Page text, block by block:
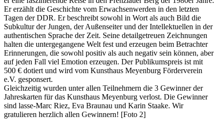
Er erzählt die Geschichte vom Erwachsenwerden in den letzten
Tagen der DDR. Er beschreibt sowohl in Wort als auch Bild die
Subkultur der Jungen, der Außenseiter und der Intellektuellen in der
authentischen Sprache der Zeit. Seine detailgetreuen Zeichnungen
halten die untergegangene Welt fest und erzeugen beim Betrachter
Erinnerungen, die sowohl positiv als auch negativ sein können, aber
auf jeden Fall viel Emotion erzeugen. Der Publikumspreis ist mit
500 € dotiert und wird vom Kunsthaus Meyenburg Förderverein
e.V. gesponsert.
Gleichzeitig wurden unter allen Teilnehmern die 3 Gewinner der
Jahreskarten für das Kunsthaus Meyenburg verlost. Die Gewinner
sind lasse-Marc Riez, Eva Braunau und Karin Staake. Wir
gratulieren herzlich allen Gewinnern! [Foto 2]